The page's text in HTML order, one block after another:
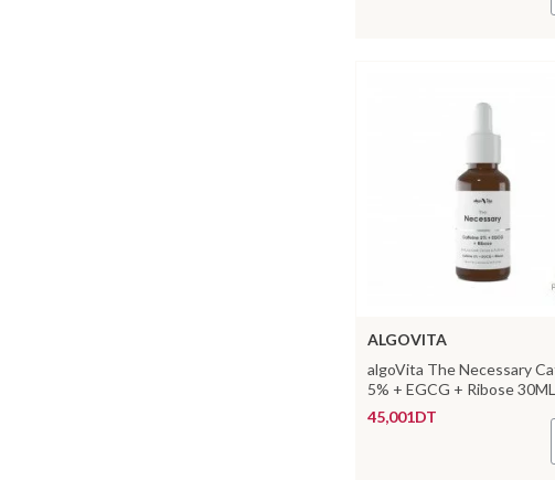
ALGOVITA
algoVita The Necessary
5% + EGCG + Ribose 30ML
45,001DT